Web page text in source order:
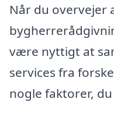
Når du overvejer
være nyttigt at
services fra
nogle faktorer,